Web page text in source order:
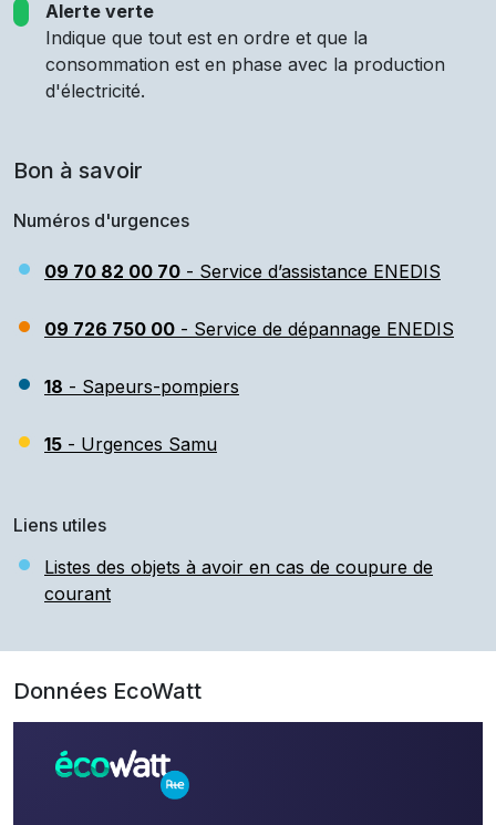
Alerte verte
Indique que tout est en ordre et que la
consommation est en phase avec la production
d'électricité.
Bon à savoir
Numéros d'urgences
09 70 82 00 70 - Service d’assistance ENEDIS
09 726 750 00 - Service de dépannage ENEDIS
18 - Sapeurs-pompiers
15 - Urgences Samu
Liens utiles
Listes des objets à avoir en cas de coupure de
courant
Données EcoWatt